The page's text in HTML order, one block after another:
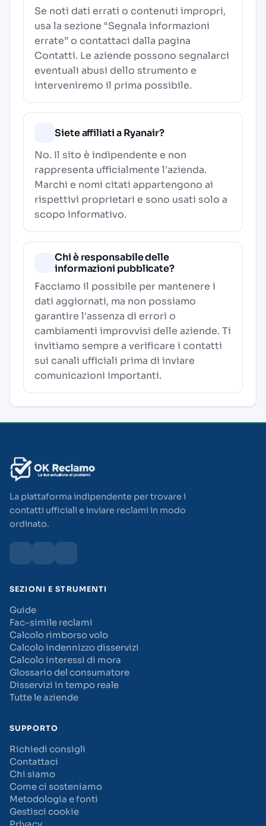
Se noti dati errati o contenuti impropri,
usa la sezione “Segnala informazioni
errate” o contattaci dalla pagina
Contatti. Le aziende possono segnalarci
eventuali abusi dello strumento e
interveniremo il prima possibile.
Siete affiliati a Ryanair?
No. Il sito è indipendente e non
rappresenta ufficialmente l'azienda.
Marchi e nomi citati appartengono ai
rispettivi proprietari e sono usati solo a
scopo informativo.
Chi è responsabile delle
informazioni pubblicate?
Facciamo il possibile per mantenere i
dati aggiornati, ma non possiamo
garantire l'assenza di errori o
cambiamenti improvvisi delle aziende. Ti
invitiamo sempre a verificare i contatti
sui canali ufficiali prima di inviare
comunicazioni importanti.
La piattaforma indipendente per trovare i
contatti ufficiali e inviare reclami in modo
ordinato.
SEZIONI E STRUMENTI
Guide
Fac-simile reclami
Calcolo rimborso volo
Calcolo indennizzo disservizi
Calcolo interessi di mora
Glossario del consumatore
Disservizi in tempo reale
Tutte le aziende
SUPPORTO
Richiedi consigli
Contattaci
Chi siamo
Come ci sosteniamo
Metodologia e fonti
Gestisci cookie